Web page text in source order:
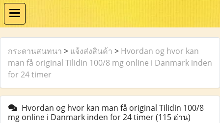
กระดานสนทนา > แจ้งส่งสินค้า > Hvordan og hvor kan
man få original Tilidin 100/8 mg online i Danmark inden
for 24 timer
Hvordan og hvor kan man få original Tilidin 100/8
mg online i Danmark inden for 24 timer(115 อ่าน)